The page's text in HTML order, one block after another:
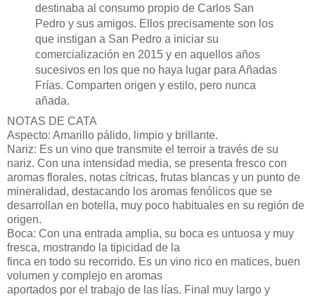
destinaba al consumo propio de Carlos San
Pedro y sus amigos. Ellos precisamente son los
que instigan a San Pedro a iniciar su
comercialización en 2015 y en aquellos años
sucesivos en los que no haya lugar para Añadas
Frías. Comparten origen y estilo, pero nunca
añada.
NOTAS DE CATA
Aspecto: Amarillo pálido, limpio y brillante.
Nariz: Es un vino que transmite el terroir a través de su
nariz. Con una intensidad media, se presenta fresco con
aromas florales, notas cítricas, frutas blancas y un punto de
mineralidad, destacando los aromas fenólicos que se
desarrollan en botella, muy poco habituales en su región de
origen.
Boca: Con una entrada amplia, su boca es untuosa y muy
fresca, mostrando la tipicidad de la
finca en todo su recorrido. Es un vino rico en matices, buen
volumen y complejo en aromas
aportados por el trabajo de las lías. Final muy largo y